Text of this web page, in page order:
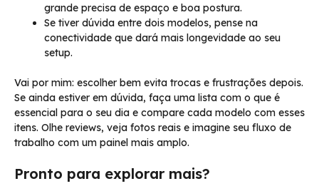
grande precisa de espaço e boa postura.
Se tiver dúvida entre dois modelos, pense na
conectividade que dará mais longevidade ao seu
setup.
Vai por mim: escolher bem evita trocas e frustrações depois.
Se ainda estiver em dúvida, faça uma lista com o que é
essencial para o seu dia e compare cada modelo com esses
itens. Olhe reviews, veja fotos reais e imagine seu fluxo de
trabalho com um painel mais amplo.
Pronto para explorar mais?